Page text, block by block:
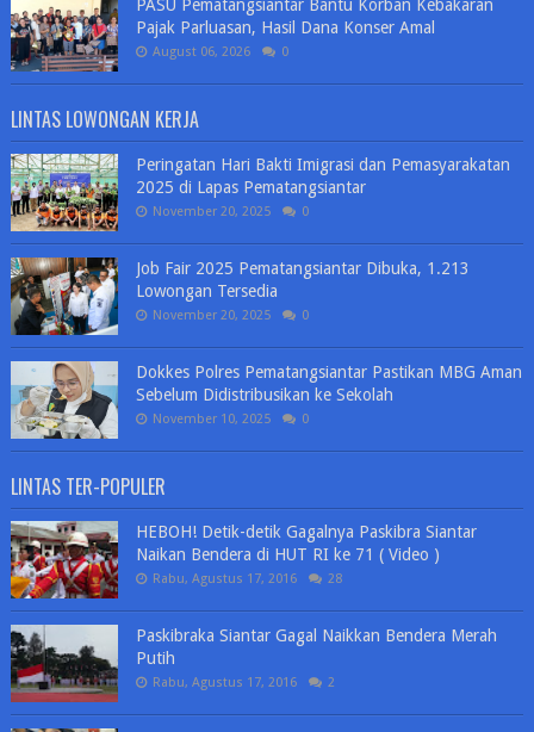
PASU Pematangsiantar Bantu Korban Kebakaran
Pajak Parluasan, Hasil Dana Konser Amal
August 06, 2026 0
LINTAS LOWONGAN KERJA
Peringatan Hari Bakti Imigrasi dan Pemasyarakatan
2025 di Lapas Pematangsiantar
November 20, 2025 0
Job Fair 2025 Pematangsiantar Dibuka, 1.213
Lowongan Tersedia
November 20, 2025 0
Dokkes Polres Pematangsiantar Pastikan MBG Aman
Sebelum Didistribusikan ke Sekolah
November 10, 2025 0
LINTAS TER-POPULER
HEBOH! Detik-detik Gagalnya Paskibra Siantar
Naikan Bendera di HUT RI ke 71 ( Video )
Rabu, Agustus 17, 2016 28
Paskibraka Siantar Gagal Naikkan Bendera Merah
Putih
Rabu, Agustus 17, 2016 2